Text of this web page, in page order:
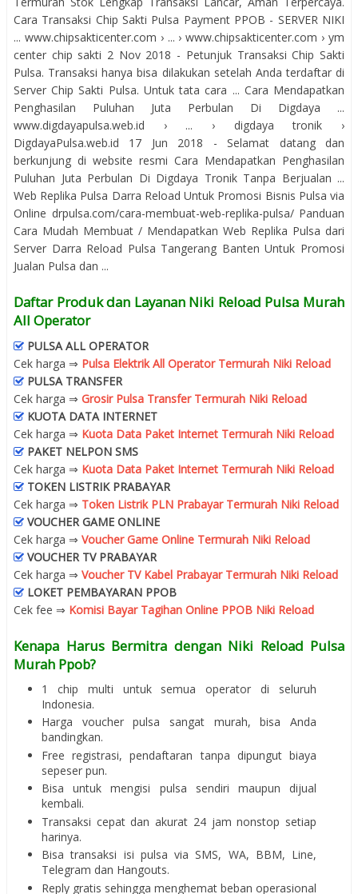
Cara Transaksi Chip Sakti Pulsa Payment PPOB - SERVER NIKI
... www.chipsakticenter.com › ... › www.chipsakticenter.com › ym
center chip sakti 2 Nov 2018 - Petunjuk Transaksi Chip Sakti
Pulsa. Transaksi hanya bisa dilakukan setelah Anda terdaftar di
Server Chip Sakti Pulsa. Untuk tata cara ... Cara Mendapatkan
Penghasilan Puluhan Juta Perbulan Di Digdaya ...
www.digdayapulsa.web.id › ... › digdaya tronik ›
DigdayaPulsa.web.id 17 Jun 2018 - Selamat datang dan
berkunjung di website resmi Cara Mendapatkan Penghasilan
Puluhan Juta Perbulan Di Digdaya Tronik Tanpa Berjualan ...
Web Replika Pulsa Darra Reload Untuk Promosi Bisnis Pulsa via
Online drpulsa.com/cara-membuat-web-replika-pulsa/ Panduan
Cara Mudah Membuat / Mendapatkan Web Replika Pulsa dari
Server Darra Reload Pulsa Tangerang Banten Untuk Promosi
Jualan Pulsa dan ...
Daftar Produk dan Layanan Niki Reload Pulsa Murah
All Operator
PULSA ALL OPERATOR
Cek harga ⇒ Pulsa Elektrik All Operator Termurah Niki Reload
PULSA TRANSFER
Cek harga ⇒ Grosir Pulsa Transfer Termurah Niki Reload
KUOTA DATA INTERNET
Cek harga ⇒ Kuota Data Paket Internet Termurah Niki Reload
PAKET NELPON SMS
Cek harga ⇒ Kuota Data Paket Internet Termurah Niki Reload
TOKEN LISTRIK PRABAYAR
Cek harga ⇒ Token Listrik PLN Prabayar Termurah Niki Reload
VOUCHER GAME ONLINE
Cek harga ⇒ Voucher Game Online Termurah Niki Reload
VOUCHER TV PRABAYAR
Cek harga ⇒ Voucher TV Kabel Prabayar Termurah Niki Reload
LOKET PEMBAYARAN PPOB
Cek fee ⇒ Komisi Bayar Tagihan Online PPOB Niki Reload
Kenapa Harus Bermitra dengan Niki Reload Pulsa
Murah Ppob?
1 chip multi untuk semua operator di seluruh
Indonesia.
Harga voucher pulsa sangat murah, bisa Anda
bandingkan.
Free registrasi, pendaftaran tanpa dipungut biaya
sepeser pun.
Bisa untuk mengisi pulsa sendiri maupun dijual
kembali.
Transaksi cepat dan akurat 24 jam nonstop setiap
harinya.
Bisa transaksi isi pulsa via SMS, WA, BBM, Line,
Telegram dan Hangouts.
Reply gratis sehingga menghemat beban operasional